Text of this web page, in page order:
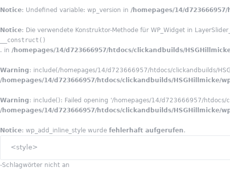
Notice: Undefined variable: wp_version in /homepages/14/
Notice: Die verwendete Konstruktor-Methode für WP_Widget in
__construct()
. in /homepages/14/d723666957/htdocs/clickandbuilds/
Warning: include(/homepages/14/d723666957/htdocs/clickandbuilds/
/homepages/14/d723666957/htdocs/clickandbuilds/HSGHillmicke/
Warning: include(): Failed opening '/homepages/14/d723666957/
/homepages/14/d723666957/htdocs/clickandbuilds/HSGHillmicke/
Notice: wp_add_inline_style wurde fehlerhaft aufgerufen.
<style>
-Schlagwörter nicht an